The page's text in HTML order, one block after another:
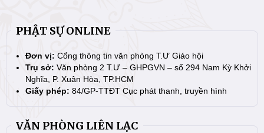
PHẬT SỰ ONLINE
Đơn vị: Cổng thông tin văn phòng T.Ư Giáo hội
Trụ sở: Văn phòng 2 T.Ư – GHPGVN – số 294 Nam Kỳ Khởi
Nghĩa, P. Xuân Hòa, TP.HCM
Giấy phép: 84/GP-TTĐT Cục phát thanh, truyền hình
VĂN PHÒNG LIÊN LẠC